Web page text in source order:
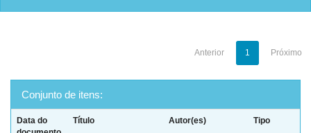
Anterior 1 Próximo
Conjunto de itens:
Data do
Título Autor(es) Tipo